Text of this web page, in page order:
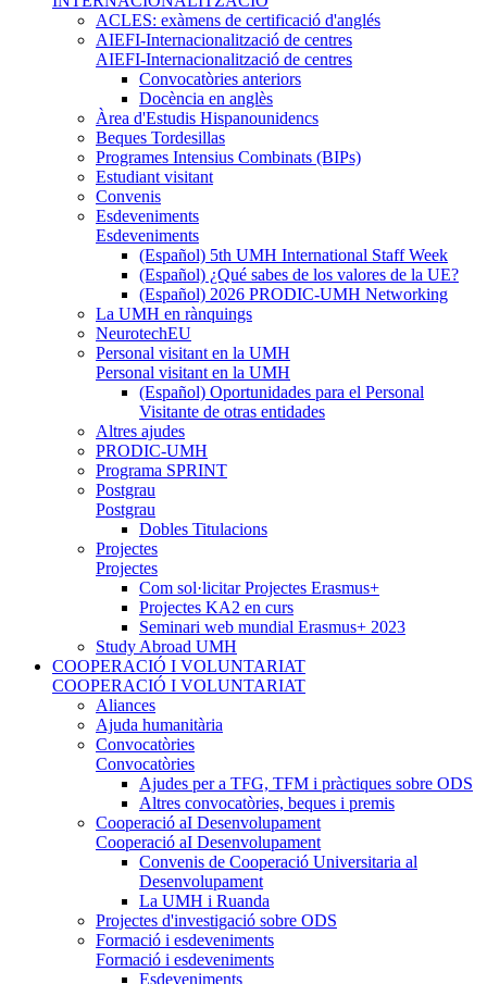
ACLES: exàmens de certificació d'anglés
AIEFI-Internacionalització de centres
AIEFI-Internacionalització de centres
Convocatòries anteriors
Docència en anglès
Àrea d'Estudis Hispanounidencs
Beques Tordesillas
Programes Intensius Combinats (BIPs)
Estudiant visitant
Convenis
Esdeveniments
Esdeveniments
(Español) 5th UMH International Staff Week
(Español) ¿Qué sabes de los valores de la UE?
(Español) 2026 PRODIC-UMH Networking
La UMH en rànquings
NeurotechEU
Personal visitant en la UMH
Personal visitant en la UMH
(Español) Oportunidades para el Personal
Visitante de otras entidades
Altres ajudes
PRODIC-UMH
Programa SPRINT
Postgrau
Postgrau
Dobles Titulacions
Projectes
Projectes
Com sol·licitar Projectes Erasmus+
Projectes KA2 en curs
Seminari web mundial Erasmus+ 2023
Study Abroad UMH
COOPERACIÓ I VOLUNTARIAT
COOPERACIÓ I VOLUNTARIAT
Aliances
Ajuda humanitària
Convocatòries
Convocatòries
Ajudes per a TFG, TFM i pràctiques sobre ODS
Altres convocatòries, beques i premis
Cooperació aI Desenvolupament
Cooperació aI Desenvolupament
Convenis de Cooperació Universitaria al
Desenvolupament
La UMH i Ruanda
Projectes d'investigació sobre ODS
Formació i esdeveniments
Formació i esdeveniments
Esdeveniments